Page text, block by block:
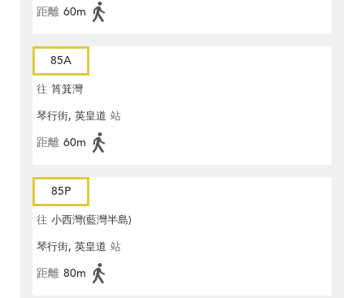
距離 60m
85A
往 筲箕灣
琴行街, 英皇道 站
距離 60m
85P
往 小西灣(藍灣半島)
琴行街, 英皇道 站
距離 80m